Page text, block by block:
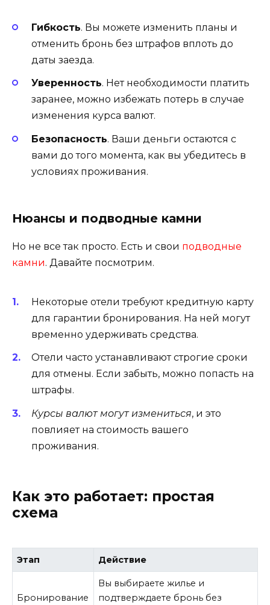
Гибкость. Вы можете изменить планы и
отменить бронь без штрафов вплоть до
даты заезда.
Уверенность. Нет необходимости платить
заранее, можно избежать потерь в случае
изменения курса валют.
Безопасность. Ваши деньги остаются с
вами до того момента, как вы убедитесь в
условиях проживания.
Нюансы и подводные камни
Но не все так просто. Есть и свои подводные
камни. Давайте посмотрим.
Некоторые отели требуют кредитную карту
для гарантии бронирования. На ней могут
временно удерживать средства.
Отели часто устанавливают строгие сроки
для отмены. Если забыть, можно попасть на
штрафы.
Курсы валют могут измениться, и это
повлияет на стоимость вашего
проживания.
Как это работает: простая
схема
Этап Действие
Бронирование
Вы выбираете жилье и
подтверждаете бронь без